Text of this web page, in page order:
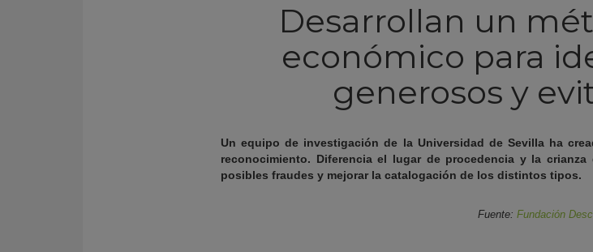
Desarrollan un
económico para
generosos y
Un equipo de investigación de la Universidad de Sevilla ha
reconocimiento. Diferencia el lugar de procedencia y la
posibles fraudes y mejorar la catalogación de los distintos tipos.
Fuente: Fundación